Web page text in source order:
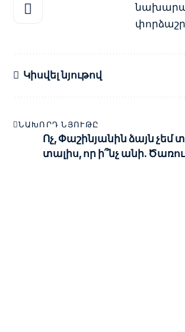
Կիսվել նյութով
ՆԱԽՈՐԴ ՆՅՈՒԹԸ
Ոչ, Փաշինյանին ձայն չեմ
տալիս, որ ի՞նչ անի.